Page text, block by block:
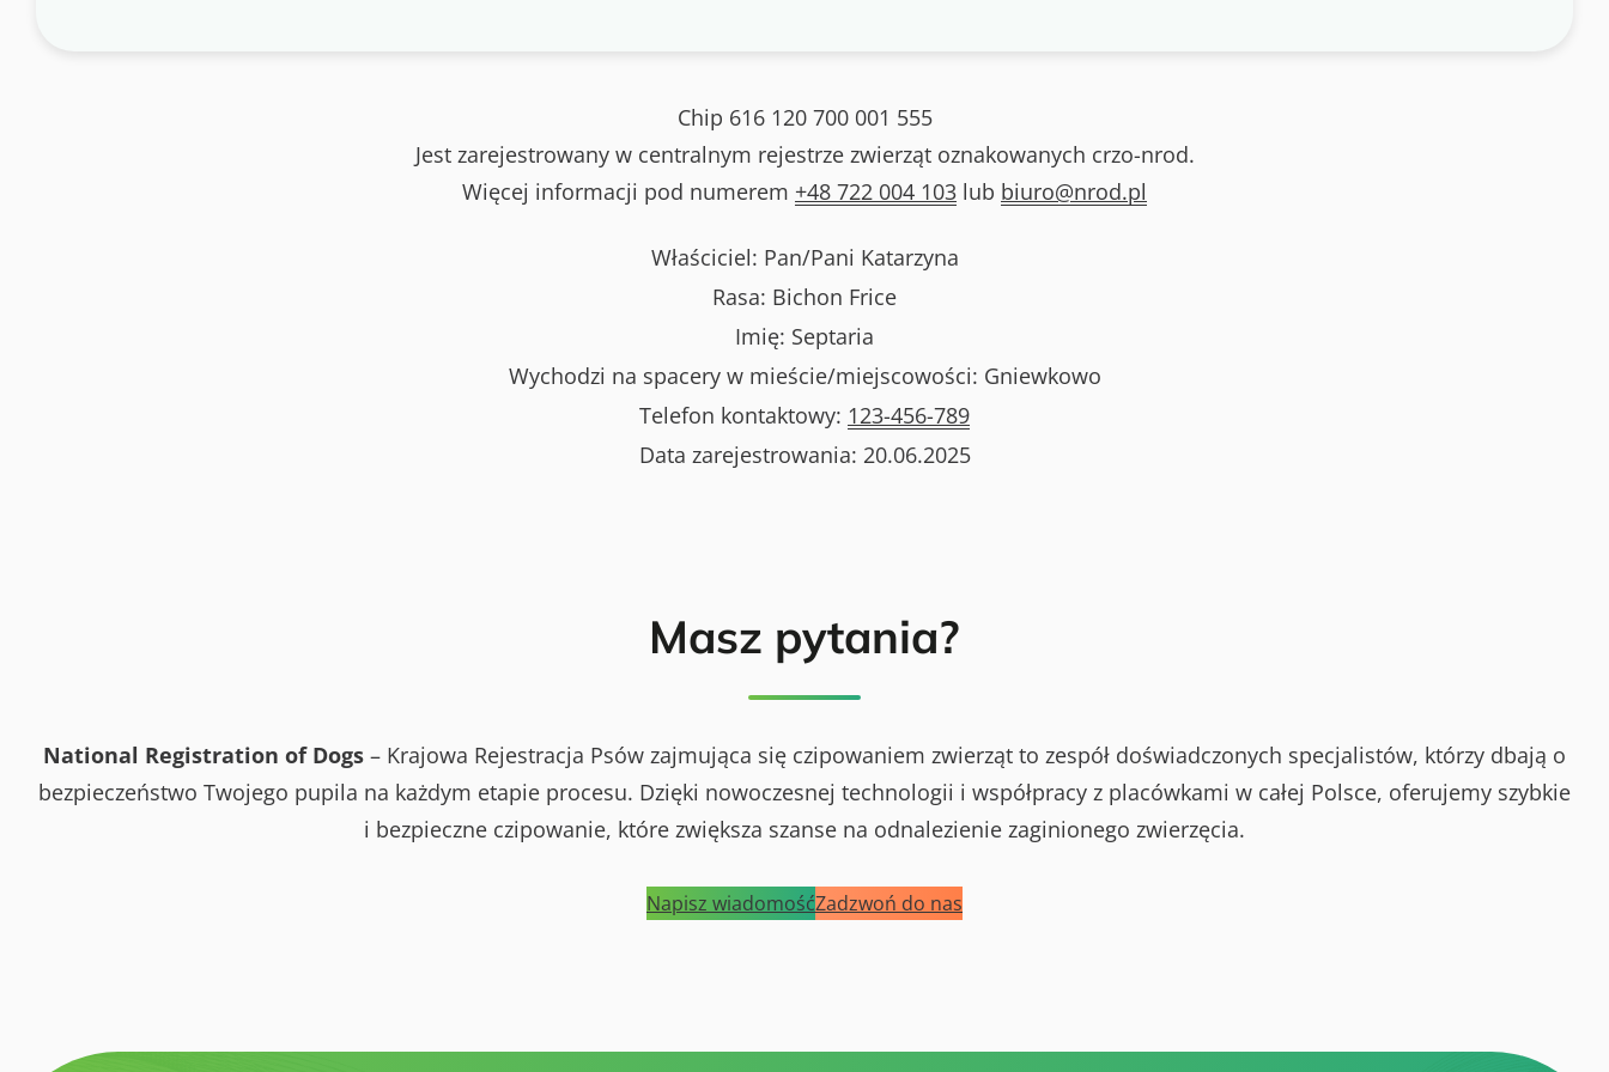
Chip 616 120 700 001 555
Jest zarejestrowany w centralnym rejestrze zwierząt oznakowanych crzo-nrod.
Więcej informacji pod numerem +48 722 004 103 lub biuro@nrod.pl
Właściciel: Pan/Pani Katarzyna
Rasa: Bichon Frice
Imię: Septaria
Wychodzi na spacery w mieście/miejscowości: Gniewkowo
Telefon kontaktowy: 123-456-789
Data zarejestrowania: 20.06.2025
Masz pytania?
National Registration of Dogs – Krajowa Rejestracja Psów zajmująca się czipowaniem zwierząt to zespół doświadczonych specjalistów, którzy dbają o
bezpieczeństwo Twojego pupila na każdym etapie procesu. Dzięki nowoczesnej technologii i współpracy z placówkami w całej Polsce, oferujemy szybkie
i bezpieczne czipowanie, które zwiększa szanse na odnalezienie zaginionego zwierzęcia.
Napisz wiadomośćZadzwoń do nas